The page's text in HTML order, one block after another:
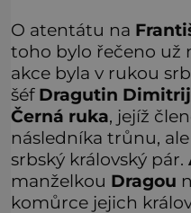
O atentátu na
toho bylo řečeno už
akce byla v rukou
šéf Dragutin
Černá ruka, jejíž
následníka trůnu,
srbský královský pár.
manželkou Dragou
komůrce jejich